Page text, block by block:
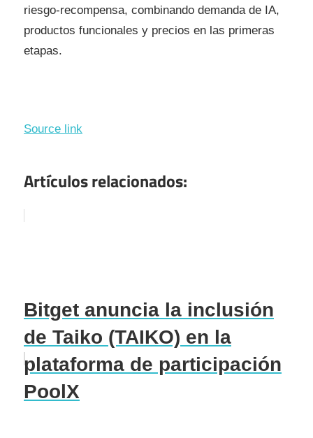
riesgo-recompensa, combinando demanda de IA,
productos funcionales y precios en las primeras
etapas.
Source link
Artículos relacionados:
Bitget anuncia la inclusión
de Taiko (TAIKO) en la
plataforma de participación
PoolX